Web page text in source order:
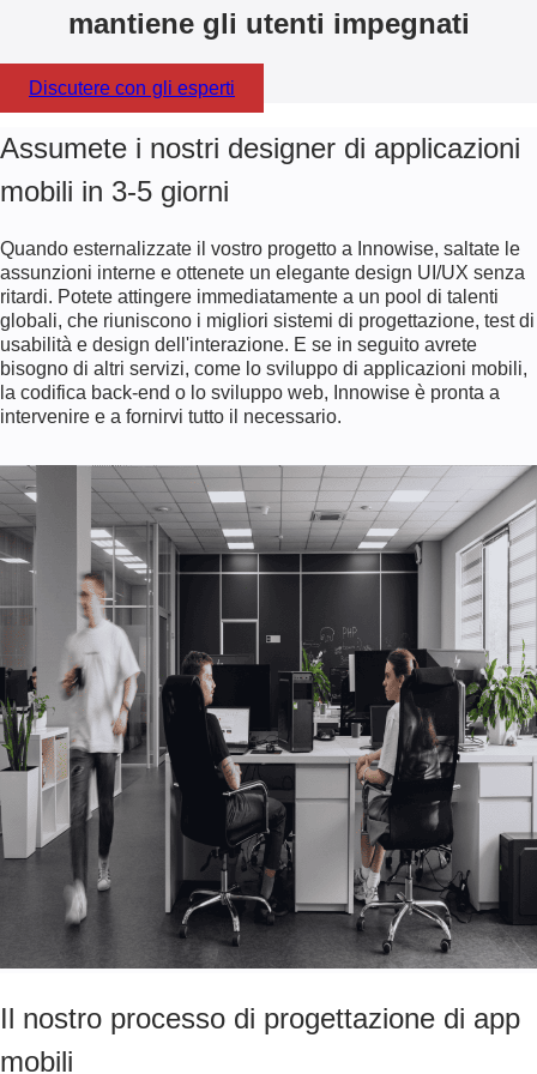
mantiene gli utenti impegnati
Discutere con gli esperti
Assumete i nostri designer di applicazioni
mobili in 3-5 giorni
Quando esternalizzate il vostro progetto a Innowise, saltate le
assunzioni interne e ottenete un elegante design UI/UX senza
ritardi. Potete attingere immediatamente a un pool di talenti
globali, che riuniscono i migliori sistemi di progettazione, test di
usabilità e design dell'interazione. E se in seguito avrete
bisogno di altri servizi, come lo sviluppo di applicazioni mobili,
la codifica back-end o lo sviluppo web, Innowise è pronta a
intervenire e a fornirvi tutto il necessario.
Il nostro processo di progettazione di app
mobili